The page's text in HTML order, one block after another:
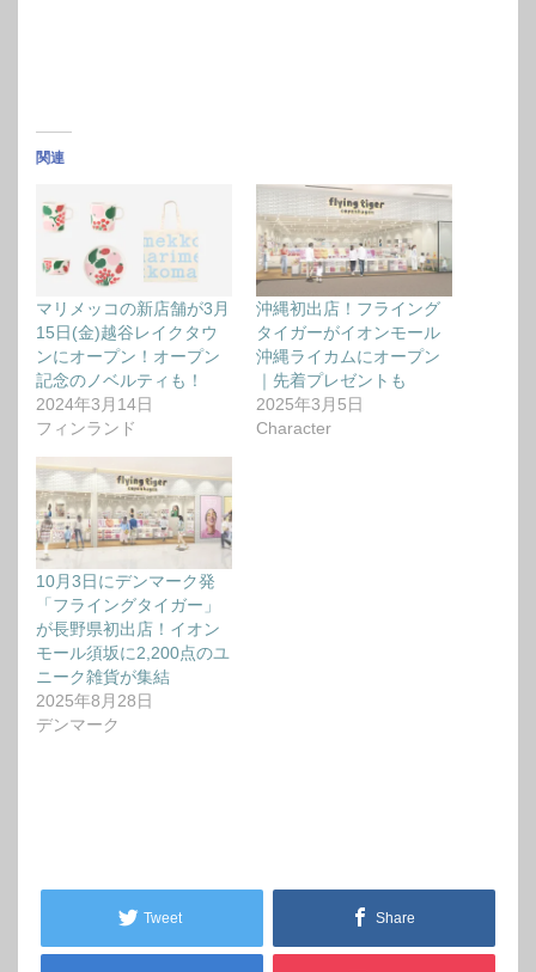
関連
マリメッコの新店舗が3月
15日(金)越谷レイクタウ
ンにオープン！オープン
記念のノベルティも！
2024年3月14日
フィンランド
沖縄初出店！フライング
タイガーがイオンモール
沖縄ライカムにオープン
｜先着プレゼントも
2025年3月5日
Character
10月3日にデンマーク発
「フライングタイガー」
が長野県初出店！イオン
モール須坂に2,200点のユ
ニーク雑貨が集結
2025年8月28日
デンマーク
Tweet Share